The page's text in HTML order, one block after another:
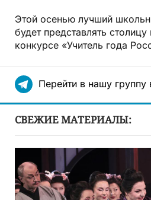
Этой осенью лучший
будет представлять
конкурсе «Учитель года
Перейти в нашу группу
СВЕЖИЕ МАТЕРИАЛЫ: